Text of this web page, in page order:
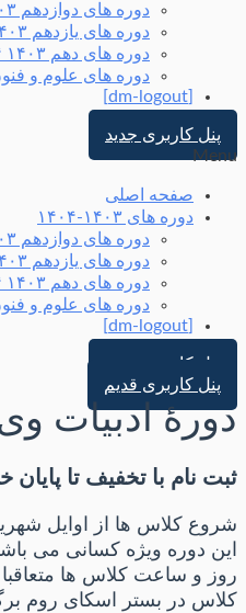
دوره های دوازدهم ۱۴۰۳ ۱۴۰۴
دوره های یازدهم ۱۴۰۳ ۱۴۰۴
دوره های دهم ۱۴۰۳ ۱۴۰۴
دوره های علوم و فنون
پنل کاربری جدید
Menu
صفحه اصلی
دوره های ۱۴۰۳-۱۴۰۴
دوره های دوازدهم ۱۴۰۳ ۱۴۰۴
دوره های یازدهم ۱۴۰۳ ۱۴۰۴
دوره های دهم ۱۴۰۳ ۱۴۰۴
دوره های علوم و فنون
پنل کاربری جدید
پنل کاربری قدیم
دورۀ ادبیات
ثبت نام با تخفیف تا پایان
شروع کلاس ها از اوایل
این دوره ویژه کسانی می
روز و ساعت کلاس ها متعاقبا
کلاس در بستر اسکای روم